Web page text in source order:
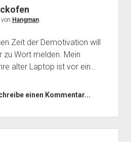
Hangman.
Zeit der Demotivation will
Wort melden. Mein
alter Laptop ist vor ein…
einen Kommentar...